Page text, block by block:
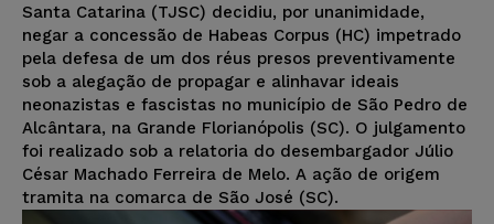
Santa Catarina (TJSC) decidiu, por unanimidade,
negar a concessão de Habeas Corpus (HC) impetrado
pela defesa de um dos réus presos preventivamente
sob a alegação de propagar e alinhavar ideais
neonazistas e fascistas no município de São Pedro de
Alcântara, na Grande Florianópolis (SC). O julgamento
foi realizado sob a relatoria do desembargador Júlio
César Machado Ferreira de Melo. A ação de origem
tramita na comarca de São José (SC).